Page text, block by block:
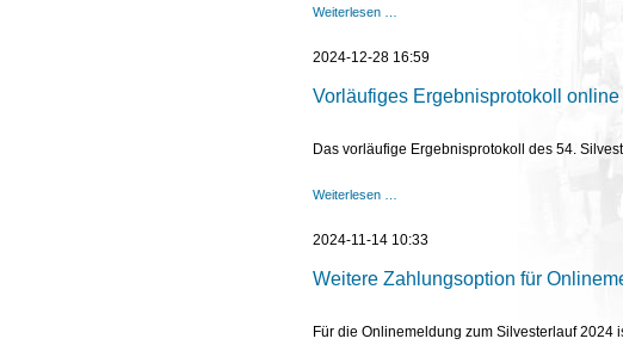
Weiterlesen …
2024-12-28 16:59
Vorläufiges Ergebnisprotokoll online
Das vorläufige Ergebnisprotokoll des 54.
Weiterlesen …
2024-11-14 10:33
Weitere Zahlungsoption für
Für die Onlinemeldung zum Silvesterlauf 2024